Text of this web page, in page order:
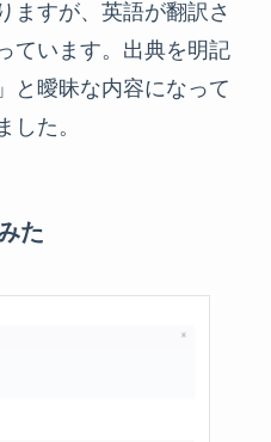
ますが、英語が翻訳さ
ています。出典を明記
と曖昧な内容になって
した。
た